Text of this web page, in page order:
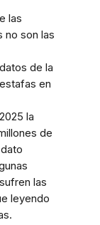
las
no son las
de la
en
la
de
las
leyendo